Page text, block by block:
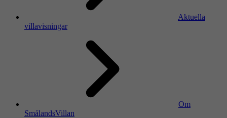
Aktuella
villavisningar
Om
SmålandsVillan